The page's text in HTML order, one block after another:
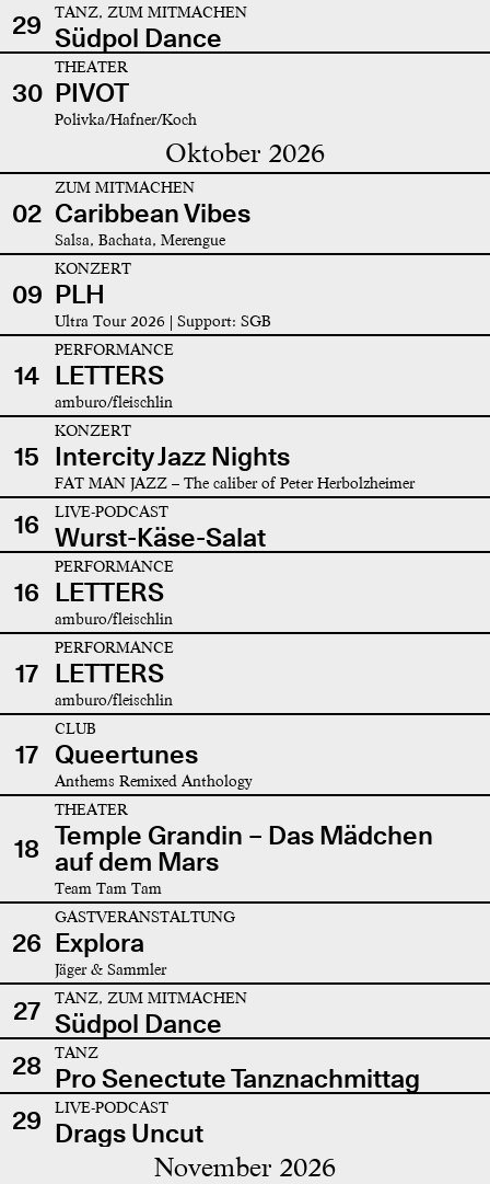
29 TANZ, ZUM MITMACHEN
Südpol Dance
30
THEATER
PIVOT
Polivka/Hafner/Koch
Oktober 2026
02
ZUM MITMACHEN
Caribbean Vibes
Salsa, Bachata, Merengue
09
KONZERT
PLH
Ultra Tour 2026 | Support: SGB
14
PERFORMANCE
LETTERS
amburo/fleischlin
15
KONZERT
Intercity Jazz Nights
FAT MAN JAZZ – The caliber of Peter Herbolzheimer
16 LIVE-PODCAST
Wurst-Käse-Salat
16
PERFORMANCE
LETTERS
amburo/fleischlin
17
PERFORMANCE
LETTERS
amburo/fleischlin
17
CLUB
Queertunes
Anthems Remixed Anthology
18
THEATER
Temple Grandin – Das Mädchen
auf dem Mars
Team Tam Tam
26
GASTVERANSTALTUNG
Explora
Jäger & Sammler
27 TANZ, ZUM MITMACHEN
Südpol Dance
28
TANZ
Pro Senectute Tanznachmittag
29
LIVE-PODCAST
Drags Uncut
November 2026